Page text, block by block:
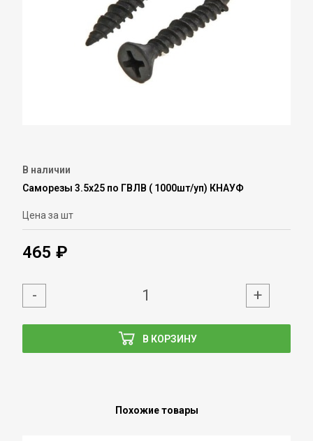
В наличии
Саморезы 3.5х25 по ГВЛВ ( 1000шт/уп) КНАУФ
Цена за шт
465 ₽
В КОРЗИНУ
- +
Похожие товары